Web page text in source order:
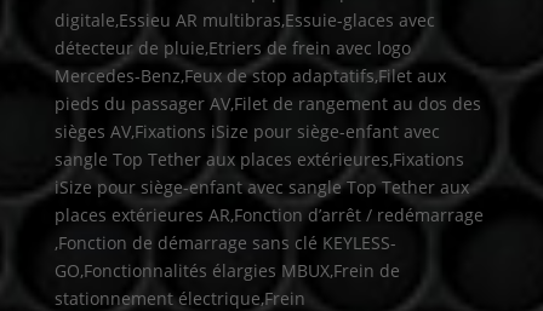
digitale,Essieu AR multibras,Essuie-glaces avec
détecteur de pluie,Etriers de frein avec logo
Mercedes-Benz,Feux de stop adaptatifs,Filet aux
pieds du passager AV,Filet de rangement au dos des
sièges AV,Fixations iSize pour siège-enfant avec
sangle Top Tether aux places extérieures,Fixations
iSize pour siège-enfant avec sangle Top Tether aux
places extérieures AR,Fonction d’arrêt / redémarrage
,Fonction de démarrage sans clé KEYLESS-
GO,Fonctionnalités élargies MBUX,Frein de
stationnement électrique,Frein